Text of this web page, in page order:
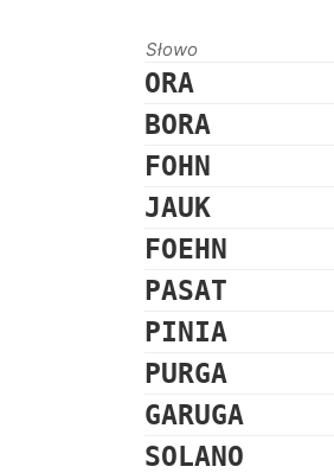
Słowo
ORA
BORA
FOHN
JAUK
FOEHN
PASAT
PINIA
PURGA
GARUGA
SOLANO